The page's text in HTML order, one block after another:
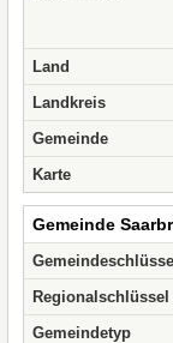
Land
Landkreis
Gemeinde
Karte
Gemeinde
Gemeindeschlüssel
Regionalschlüssel
Gemeindetyp